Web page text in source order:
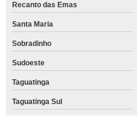
Recanto das Emas
Santa Maria
Sobradinho
Sudoeste
Taguatinga
Taguatinga Sul